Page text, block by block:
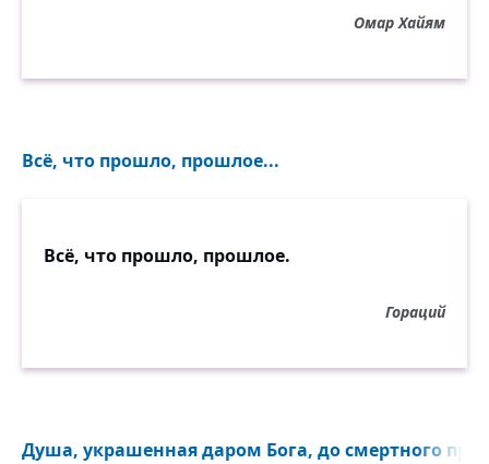
Омар Хайям
Всё, что прошло, прошлое...
Всё, что прошло, прошлое.
Гораций
Душа, украшенная даром Бога, до смертного